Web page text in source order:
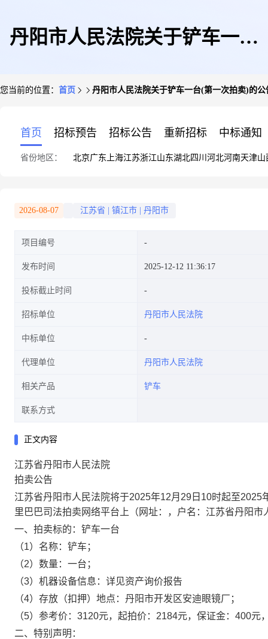
丹阳市人民法院关于铲车一台
您当前的位置： 首页 丹阳市人民法院关于铲车一台(第一次拍卖)的公
首页 招标预告 招标公告 重新招标 中标通知
省份地区： 北京广东 上海江苏浙江山东湖北四川 河北河南天津山
2026-08-07 江苏省 镇江市 丹阳市
项目编号
发布时间 2025-12-12 11:36:17
投标截止时间
招标单位 丹阳市人民法院
中标单位
代理单位 丹阳市人民法院
相关产品 铲车
联系方式
正文内容
江苏省丹阳市人民法院
拍卖公告
江苏省丹阳市人民法院将于2025年12月29日10时起至2025
里巴巴司法拍卖网络平台上（网址：
，户名：江苏省丹阳市
一、拍卖标的： 铲车一台
（1）名称： 铲车 ；
（2）数量： 一台 ；
（3）机器设备信息： 详见资产询价报告
（4）存放（扣押）地点： 丹阳市开发区安迪眼镜厂 ；
（5）参考价：3120元， 起拍价： 2184元，保证金： 400元
二、特别声明：